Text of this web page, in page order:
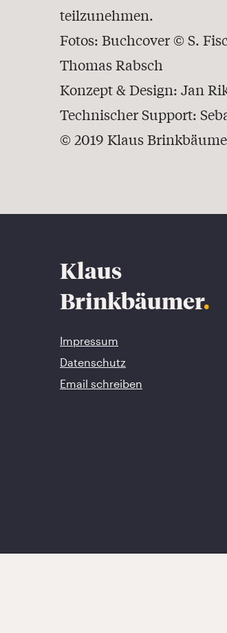
teilzunehmen.
Fotos: Buchcover © S.
Thomas Rabsch
Konzept & Design: Jan
Technischer Support:
© 2019 Klaus
Klaus
Brinkbäumer.
Impressum
Datenschutz
Email schreiben